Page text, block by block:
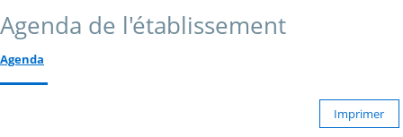
Agenda de l'établissement
Agenda
Imprimer